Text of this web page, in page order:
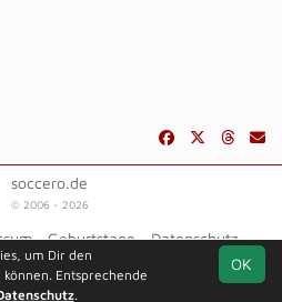
soccero.de
© 2006 - 2026
Geburtstage
Datenschutz
OK
um Dir den
Entsprechende
.